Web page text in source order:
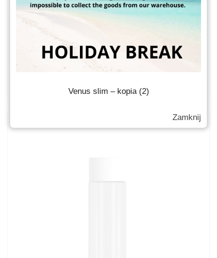
Venus S3500 250ml
Zamknij
Venus slim – kopia (2)